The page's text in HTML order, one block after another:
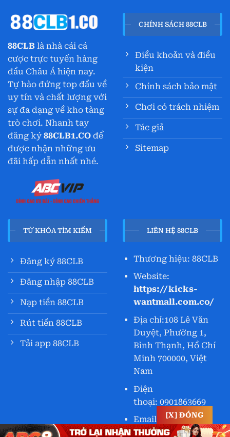
88CLB là nhà cái cá
cược trực tuyến hàng
đầu Châu Á hiện nay.
Tự hào đứng top đầu về
uy tín và chất lượng với
sự đa dạng về kho tàng
trò chơi. Nhanh tay
đăng ký 88CLB1.CO để
được nhận những ưu
đãi hấp dẫn nhất nhé.
CHÍNH SÁCH 88CLB
Điều khoản và điều
kiện
Chính sách bảo mật
Chơi có trách nhiệm
Tác giả
Sitemap
TỪ KHÓA TÌM KIẾM
Đăng ký 88CLB
Đăng nhập 88CLB
Nạp tiền 88CLB
Rút tiền 88CLB
Tải app 88CLB
LIÊN HỆ 88CLB
Thương hiệu: 88CLB
Website:
https://kicks-
wantmall.com.co/
Địa chỉ:108 Lê Văn
Duyệt, Phường 1,
Bình Thạnh, Hồ Chí
Minh 700000, Việt
Nam
Điện
thoại: 0901863669
Email:
88clb1co@gmail.com
[X] ĐÓNG